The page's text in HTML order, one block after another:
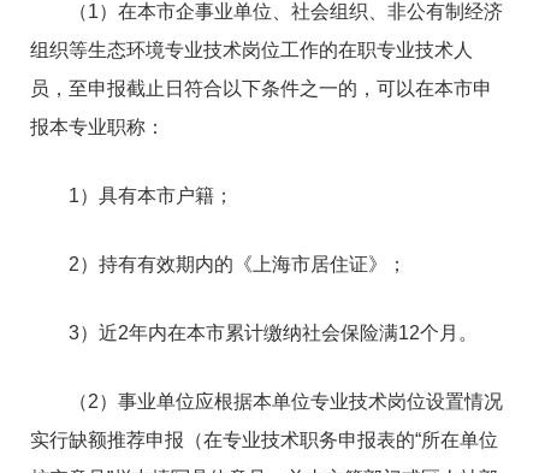
（1）在本市企事业单位、社会组织、非公有制经济
组织等生态环境专业技术岗位工作的在职专业技术人
员，至申报截止日符合以下条件之一的，可以在本市申
报本专业职称：
1）具有本市户籍；
2）持有有效期内的《上海市居住证》；
3）近2年内在本市累计缴纳社会保险满12个月。
（2）事业单位应根据本单位专业技术岗位设置情况
实行缺额推荐申报（在专业技术职务申报表的“所在单位